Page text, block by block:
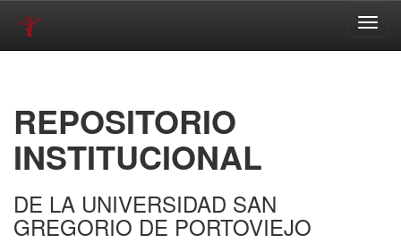
REPOSITORIO
INSTITUCIONAL
DE LA UNIVERSIDAD SAN
GREGORIO DE PORTOVIEJO